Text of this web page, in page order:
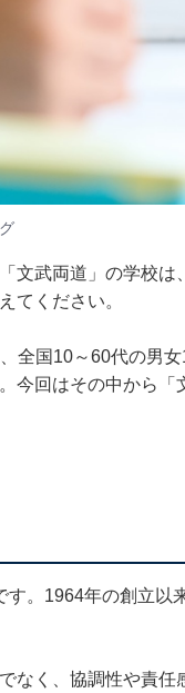
文武両道」の学校は
てください。
全国10～60代の男
今回はその中から「
。1964年の創立以
なく、協調性や責任